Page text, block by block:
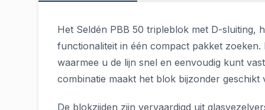
Het Seldén PBB 50 tripleblok met D-sluiting,
functionaliteit in één compact pakket
waarmee u de lijn snel en eenvoudig kunt
combinatie maakt het blok bijzonder
De blokzijden zijn vervaardigd uit